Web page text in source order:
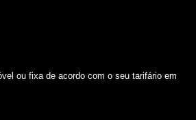
ou fixa de acordo com o seu tarifário em